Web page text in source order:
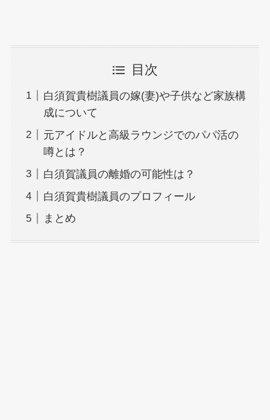
目次
白須賀貴樹議員の嫁(妻)や子供など家族構
成について
元アイドルと高級ラウンジでのパパ活の
噂とは？
白須賀議員の離婚の可能性は？
白須賀貴樹議員のプロフィール
まとめ